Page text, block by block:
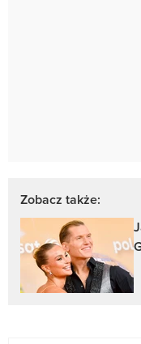
Zobacz także: